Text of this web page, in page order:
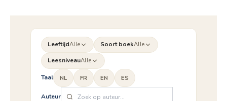
LeeftijdAlle Soort boekAlle
LeesniveauAlle
Taal NL FR EN ES
Auteur